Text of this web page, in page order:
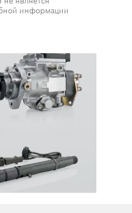
информации
запчастей